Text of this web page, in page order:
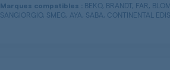
Marques compatibles : BEKO, BRANDT, FAR,
SANGIORGIO, SMEG, AYA, SABA, CONTINENTAL